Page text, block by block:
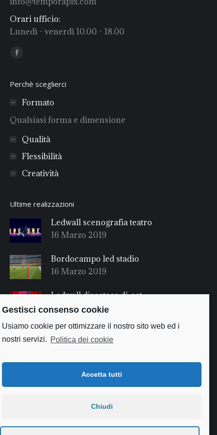
Gestisci consenso cookie
Usiamo cookie per ottimizzare il nostro sito web ed i
nostri servizi. Politica dei cookie
Accetta tutti
Chiudi
Orari ufficio:
Lunedì - venerdì 10.00 - 18.00
Find us on:
Facebook
Perchè sceglierci
Formato
Qualsiasi forma e dimensione
Qualità
Flessibilità
Creatività
Ultime realizzazioni
Ledwall scenografia teatro
16 Marzo 2019
Bordocampo led stadio
16 Marzo 2019
Ledwall discoteca dj-set
16 Marzo 2019